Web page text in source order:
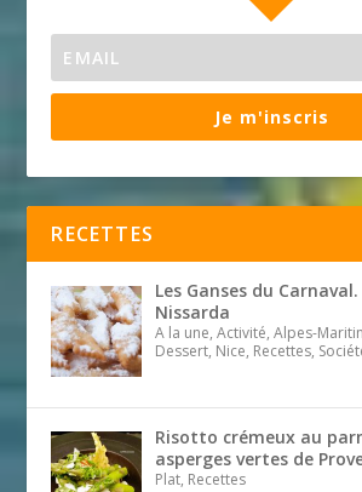
Je m'inscris
RECETTES
Les Ganses du
Nissarda
A la une, Activité, Alpes-
Dessert, Nice, Recettes,
Risotto crémeux au
asperges vertes de
Plat, Recettes